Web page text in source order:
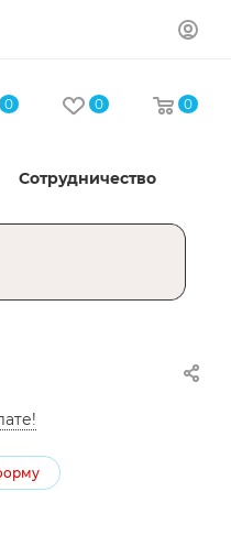
0 0 0
Сотрудничество